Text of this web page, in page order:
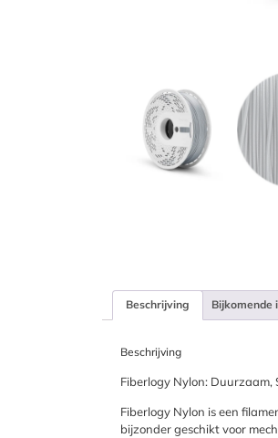
Beschrijving Bijkomende
Beschrijving
Fiberlogy Nylon: Duurzaam,
Fiberlogy Nylon is een
bijzonder geschikt voor